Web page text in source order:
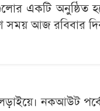
একটি অনুষ্ঠিত
আজ রবিবার
নকআউট